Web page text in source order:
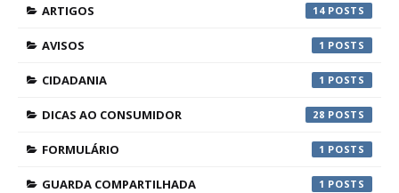
ARTIGOS 14
AVISOS 1
CIDADANIA 1
DICAS AO CONSUMIDOR 28
FORMULÁRIO 1
GUARDA COMPARTILHADA 1